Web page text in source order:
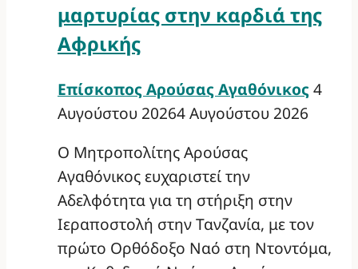
μαρτυρίας στην καρδιά της
Αφρικής
Επίσκοπος Αρούσας Αγαθόνικος 4
Αυγούστου 20264 Αυγούστου 2026
Ο Μητροπολίτης Αρούσας
Αγαθόνικος ευχαριστεί την
Αδελφότητα για τη στήριξη στην
Ιεραποστολή στην Τανζανία, με τον
πρώτο Ορθόδοξο Ναό στη Ντοντόμα,